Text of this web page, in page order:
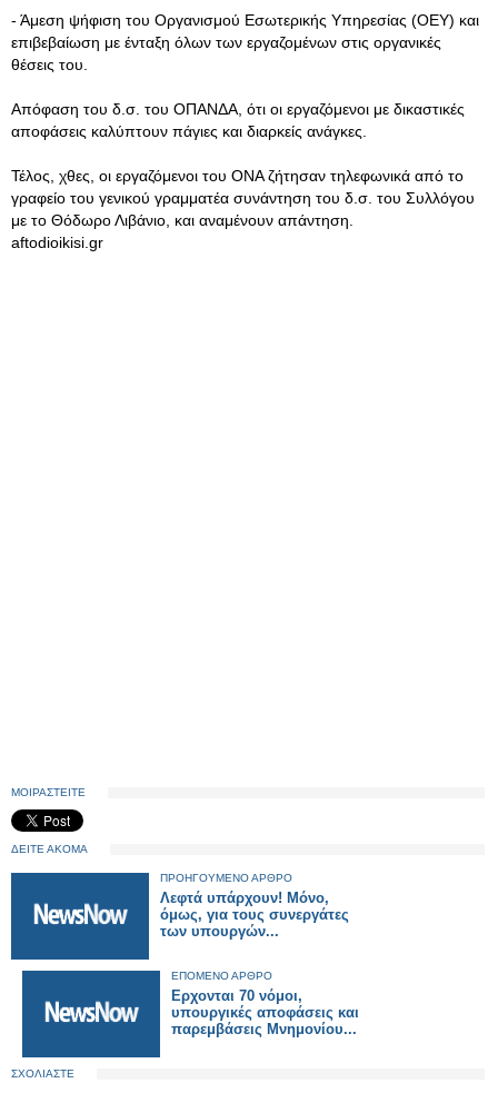
- Άμεση ψήφιση του Οργανισμού Εσωτερικής Υπηρεσίας (ΟΕΥ) και
επιβεβαίωση με ένταξη όλων των εργαζομένων στις οργανικές
θέσεις του.
Απόφαση του δ.σ. του ΟΠΑΝΔΑ, ότι οι εργαζόμενοι με δικαστικές
αποφάσεις καλύπτουν πάγιες και διαρκείς ανάγκες.
Τέλος, χθες, οι εργαζόμενοι του ΟΝΑ ζήτησαν τηλεφωνικά από το
γραφείο του γενικού γραμματέα συνάντηση του δ.σ. του Συλλόγου
με το Θόδωρο Λιβάνιο, και αναμένουν απάντηση.
aftodioikisi.gr
ΜΟΙΡΑΣΤΕΙΤΕ
ΔΕΙΤΕ ΑΚΟΜΑ
ΠΡΟΗΓΟΥΜΕΝΟ ΑΡΘΡΟ
Λεφτά υπάρχουν! Μόνο,
όμως, για τους συνεργάτες
των υπουργών...
ΕΠΟΜΕΝΟ ΑΡΘΡΟ
Ερχονται 70 νόμοι,
υπουργικές αποφάσεις και
παρεμβάσεις Μνημονίου...
ΣΧΟΛΙΑΣΤΕ